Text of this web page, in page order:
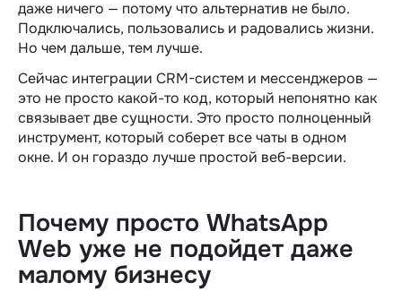
даже ничего — потому что альтернатив не было.
Подключались, пользовались и радовались жизни.
Но чем дальше, тем лучше.
Сейчас интеграции CRM-систем и мессенджеров —
это не просто какой-то код, который непонятно как
связывает две сущности. Это просто полноценный
инструмент, который соберет все чаты в одном
окне. И он гораздо лучше простой веб-версии.
Почему просто WhatsApp
Web уже не подойдет даже
малому бизнесу